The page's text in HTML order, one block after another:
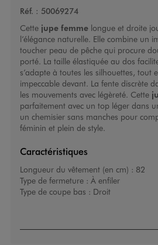
Réf. : 50069274
Cettejupe femmelongue et droite
l’élégance naturelle. Elle combine un
toucher peau de pêche qui procure
porté. La taille élastiquée au dos
s’adapte à toutes les silhouettes, tout
impeccable devant. La fente discrète
les mouvements avec légèreté. Cette
parfaitement avec un top léger dans
un chemisier sans manches pour
féminin et plein de style.
Caractéristiques
Longueur du vêtement (en cm) : 82
Type de fermeture : À enfiler
Type de coupe bas : Droit